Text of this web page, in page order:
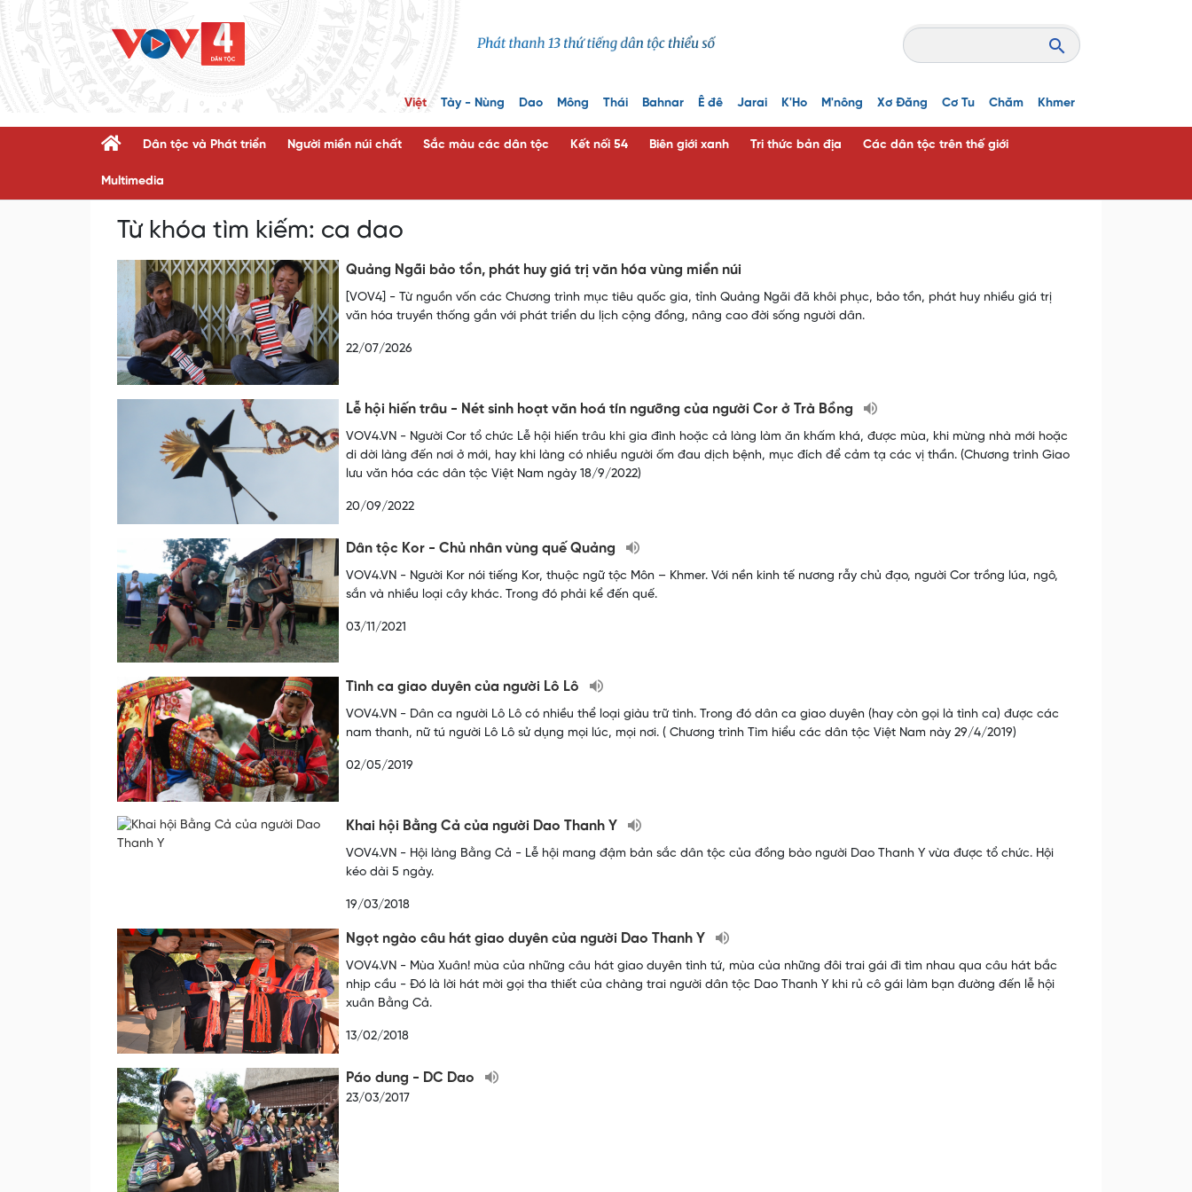
Việt Tày - Nùng Dao Mông Thái Bahnar Ê đê Jarai K'Ho M'nông Xơ Đăng Cơ Tu Chăm Khmer
Dân tộc và Phát triển Người miền núi chất Sắc màu các dân tộc Kết nối 54 Biên giới xanh Tri thức bản địa Các dân tộc trên thế giới
Multimedia
Từ khóa tìm kiếm: ca dao
Quảng Ngãi bảo tồn, phát huy giá trị văn hóa vùng miền núi
[VOV4] - Từ nguồn vốn các Chương trình mục tiêu quốc gia, tỉnh Quảng Ngãi đã khôi phục, bảo tồn, phát huy nhiều giá trị
văn hóa truyền thống gắn với phát triển du lịch cộng đồng, nâng cao đời sống người dân.
22/07/2026
Lễ hội hiến trâu - Nét sinh hoạt văn hoá tín ngưỡng của người Cor ở Trà Bồng
VOV4.VN - Người Cor tổ chức Lễ hội hiến trâu khi gia đình hoặc cả làng làm ăn khấm khá, được mùa, khi mừng nhà mới hoặc
di dời làng đến nơi ở mới, hay khi làng có nhiều người ốm đau dịch bệnh, mục đích để cảm tạ các vị thần. (Chương trình Giao
lưu văn hóa các dân tộc Việt Nam ngày 18/9/2022)
20/09/2022
Dân tộc Kor - Chủ nhân vùng quế Quảng
VOV4.VN - Người Kor nói tiếng Kor, thuộc ngữ tộc Môn – Khmer. Với nền kinh tế nương rẫy chủ đạo, người Cor trồng lúa, ngô,
sắn và nhiều loại cây khác. Trong đó phải kể đến quế.
03/11/2021
Tình ca giao duyên của người Lô Lô
VOV4.VN - Dân ca người Lô Lô có nhiều thể loại giàu trữ tình. Trong đó dân ca giao duyên (hay còn gọi là tình ca) được các
nam thanh, nữ tú người Lô Lô sử dụng mọi lúc, mọi nơi. ( Chương trình Tìm hiểu các dân tộc Việt Nam này 29/4/2019)
02/05/2019
Khai hội Bằng Cả của người Dao Thanh Y
VOV4.VN - Hội làng Bằng Cả - Lễ hội mang đậm bản sắc dân tộc của đồng bào người Dao Thanh Y vừa được tổ chức. Hội
kéo dài 5 ngày.
19/03/2018
Ngọt ngào câu hát giao duyên của người Dao Thanh Y
VOV4.VN - Mùa Xuân! mùa của những câu hát giao duyên tình tứ, mùa của những đôi trai gái đi tìm nhau qua câu hát bắc
nhịp cầu - Đó là lời hát mời gọi tha thiết của chàng trai người dân tộc Dao Thanh Y khi rủ cô gái làm bạn đường đến lễ hội
xuân Bằng Cả.
13/02/2018
Páo dung - DC Dao
23/03/2017